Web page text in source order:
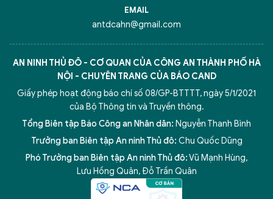
EMAIL
antdcahn@gmail.com
AN NINH THỦ ĐÔ - CƠ QUAN CỦA CÔNG AN THÀNH PHỐ HÀ
NỘI - CHUYÊN TRANG CỦA BÁO CAND
Giấy phép hoạt động báo chí số 08/GP-BTTTT, ngày 5/1/2021
của Bộ Thông tin và Truyền thông.
Tổng Biên tập Báo Công an Nhân dân: Nguyễn Thanh Bình
Trưởng ban Biên tập An ninh Thủ đô: Chu Quốc Dũng
Phó Trưởng ban Biên tập An ninh Thủ đô:Vũ Mạnh Hùng,
Lưu Hồng Quân, Đỗ Trần Quân
5 điểm nghẽn của Hà Nội giải pháp xử lý điểm nghẽn của